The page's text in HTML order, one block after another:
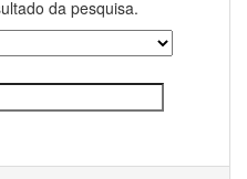
da pesquisa.